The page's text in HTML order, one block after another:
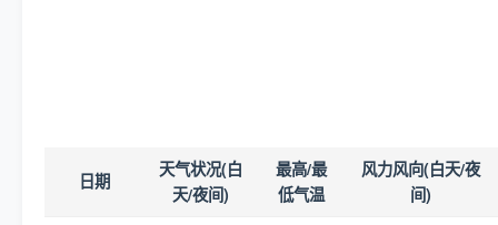
日期
天气状况(白
天/夜间)
最高/最
低气温
风力风向(白天/夜
间)